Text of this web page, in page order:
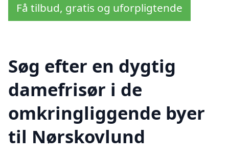
Få tilbud, gratis og uforpligtende
Søg efter en dygtig
damefrisør i de
omkringliggende byer
til Nørskovlund